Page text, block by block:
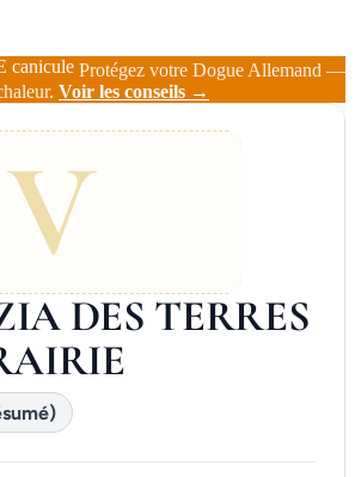
canicule Protégez votre Dogue Allemand —
Voir les conseils →
V
DES TERRES